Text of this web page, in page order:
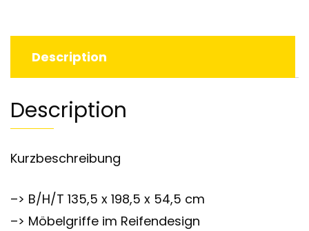
Description
Description
Kurzbeschreibung
–> B/H/T 135,5 x 198,5 x 54,5 cm
–> Möbelgriffe im Reifendesign